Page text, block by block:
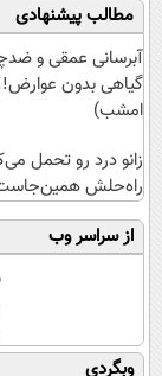
مطالب پیشنهادی
آبرسانی عمقی و
گیاهی بدون
امشب)
زانو درد رو تحمل
راه‌حلش
از سراسر وب
وبگردی